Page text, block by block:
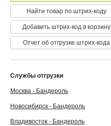
Найти товар по штрих-коду
Добавить штрих-код в корзину
Отчет об отгрузке штрих-кода
Службы отгрузки
Москва - Бандероль
Новосибирск - Бандероль
Владивосток - Бандероль